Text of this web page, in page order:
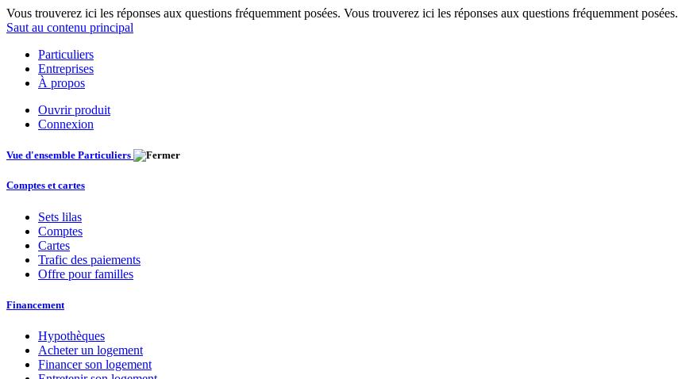
Vous trouverez ici les réponses aux questions fréquemment posées. Vous trouverez ici les réponses aux questions fréquemment posées.
Saut au contenu principal
Particuliers
Entreprises
À propos
Ouvrir produit
Connexion
Vue d'ensemble Particuliers
Comptes et cartes
Sets lilas
Comptes
Cartes
Trafic des paiements
Offre pour familles
Financement
Hypothèques
Acheter un logement
Financer son logement